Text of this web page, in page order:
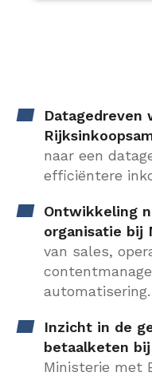
Datagedreven
naar een
efficiëntere
Ontwikkeling
organisatie bij
van sales,
automatisering.
Inzicht in de
betaalketen bij
Ministerie met